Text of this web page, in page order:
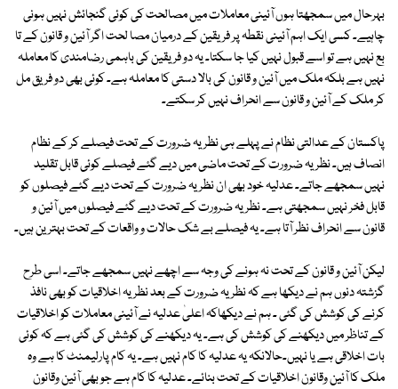
بہرحال میں سمجھتا ہوں آئینی معاملات میں مصالحت کی کوئی گنجائش نہیں ہونی
چاہیے۔ کسی ایک اہم آئینی نقطہ پر فریقین کے درمیان مصا لحت اگر آئین و قانون کے تا
بع نہیں ہے تو اسے قبول نہیں کیا جا سکتا۔ یہ دو فریقین کی باہمی رضامندی کا معاملہ
نہیں ہے بلکہ ملک میں آئین و قانون کی بالا دستی کا معاملہ ہے۔ کوئی بھی دو فریق مل
کر ملک کے آئین و قانون سے انحراف نہیں کر سکتے۔
پاکستان کے عدالتی نظام نے پہلے ہی نظریہ ضرورت کے تحت فیصلے کر کے نظام
انصاف ہیں۔ نظریہ ضرورت کے تحت ماضی میں دیے گئے فیصلے کوئی قابل تقلید
نہیں سمجھے جاتے۔ عدلیہ خود بھی ان نظریہ ضرورت کے تحت دیے گئے فیصلوں کو
قابل فخر نہیں سمجھتی ہے۔ نظریہ ضرورت کے تحت دیے گئے فیصلوں میں آئین و
قانون سے انحراف نظر آتا ہے۔ یہ فیصلے بے شک حالات و واقعات کے تحت بہترین ہیں۔
لیکن آئین و قانون کے تحت نہ ہونے کی وجہ سے اچھے نہیں سمجھے جاتے۔ اسی طرح
گزشتہ دنوں ہم نے دیکھا ہے کہ نظریہ ضرورت کے بعد نظریہ اخلاقیات کو بھی نافذ
کرنے کی کوشش کی گئی ۔ ہم نے دیکھاکہ اعلیٰ عدلیہ نے آئینی معاملات کو اخلاقیات
کے تناظر میں دیکھنے کی کوشش کی ہے۔ یہ دیکھنے کی کوشش کی گئی ہے کہ کوئی
بات اخلاقی ہے یا نہیں۔حالانکہ یہ عدلیہ کا کام نہیں ہے۔ یہ کام پارلیمنٹ کا ہے وہ
ملک کا آئین وقانون اخلاقیات کے تحت بنائے۔ عدلیہ کا کام ہے جو بھی آئین وقانون